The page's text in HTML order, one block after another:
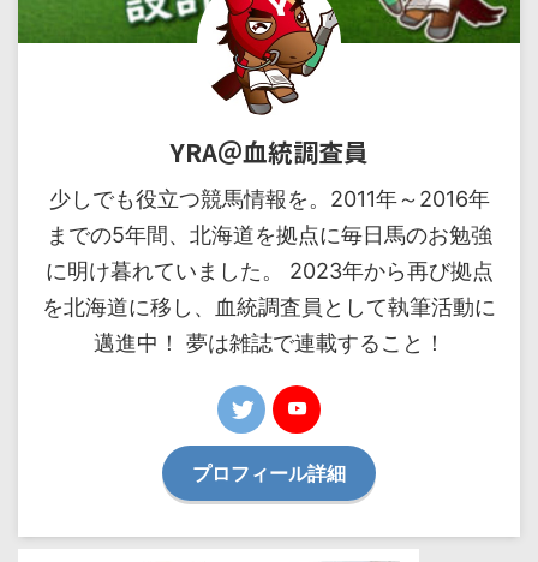
YRA＠血統調査員
少しでも役立つ競馬情報を。2011年～2016年
までの5年間、北海道を拠点に毎日馬のお勉強
に明け暮れていました。 2023年から再び拠点
を北海道に移し、血統調査員として執筆活動に
邁進中！ 夢は雑誌で連載すること！
プロフィール詳細